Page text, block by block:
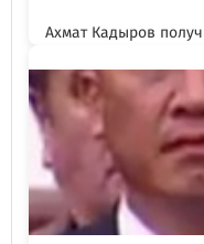
Ахмат Кадыров